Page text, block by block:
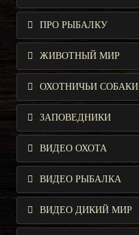
ПРО РЫБАЛКУ
ЖИВОТНЫЙ МИР
ОХОТНИЧЬИ СОБАКИ
ЗАПОВЕДНИКИ
ВИДЕО ОХОТА
ВИДЕО РЫБАЛКА
ВИДЕО ДИКИЙ МИР